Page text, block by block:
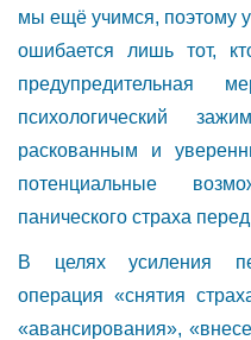
мы ещё учимся, поэтому
ошибается лишь тот,
предупредительная
психологический
раскованным и
потенциальные
панического страха
В целях усиления
операция «снятия
«авансирования»,